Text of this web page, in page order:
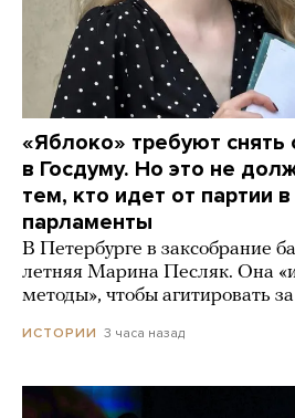
«Яблоко» требуют снять
в Госдуму. Но это не
тем, кто идет от партии
парламенты
В Петербурге в заксобрание
летняя Марина Песляк. Она
методы», чтобы агитировать
ИСТОРИИ 3 часа назад